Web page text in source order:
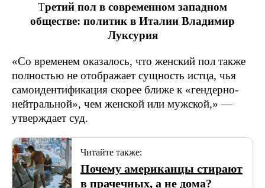
Третий пол в современном западном
обществе: политик в Италии Владимир
Луксурия
«Со временем оказалось, что женский пол также
полностью не отображает сущность истца, чья
самоидентификация скорее ближе к «гендерно-
нейтральной», чем женской или мужской,» —
утверждает суд.
Читайте также:
Почему американцы стирают
в прачечных, а не дома?